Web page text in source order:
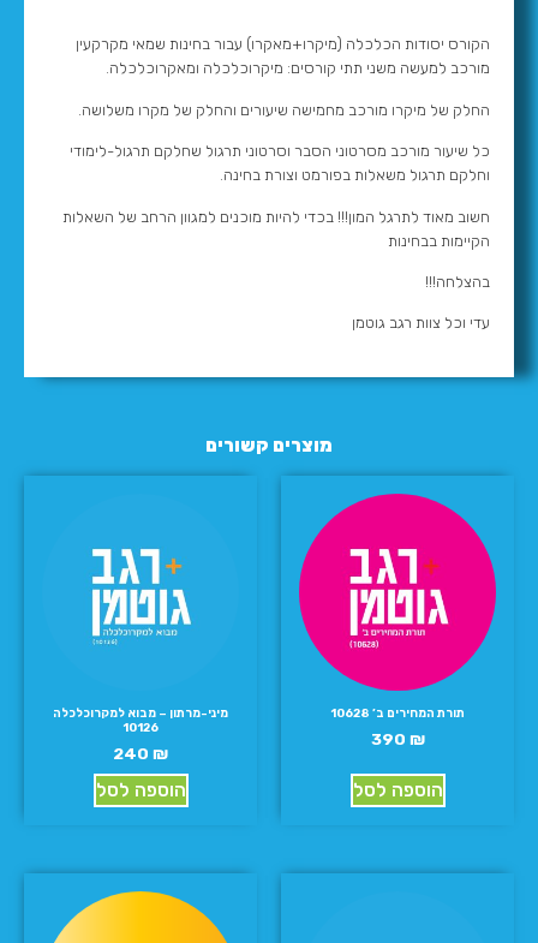
מוצרים קשורים
תורת המחירים ב’ 10628
390 ₪
הוספה לסל
מיני-מרתון – מבוא למקרוכלכלה
10126
240 ₪
הוספה לסל
הקורס יסודות הכלכלה (מיקרו+מאקרו) עבור בחינות שמאי מקרקעין
מורכב למעשה משני תתי קורסים: מיקרוכלכלה ומאקרוכלכלה.
החלק של מיקרו מורכב מחמישה שיעורים והחלק של מקרו משלושה.
כל שיעור מורכב מסרטוני הסבר וסרטוני תרגול שחלקם תרגול-לימודי
וחלקם תרגול משאלות בפורמט וצורת בחינה.
חשוב מאוד לתרגל המון!!! בכדי להיות מוכנים למגוון הרחב של השאלות
הקיימות בבחינות
בהצלחה!!!
עדי וכל צוות רגב גוטמן